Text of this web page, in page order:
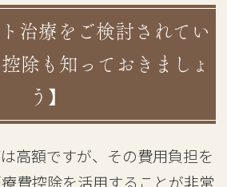
治療をご検討されてい
除も知っておきましょ
う】
高額ですが、その費用負担を
費控除を活用することが非常